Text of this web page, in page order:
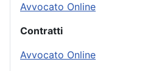
Avvocato Online
Contratti
Avvocato Online